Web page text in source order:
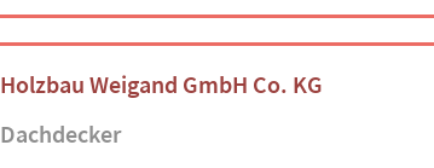
Holzbau Weigand GmbH Co. KG
Dachdecker